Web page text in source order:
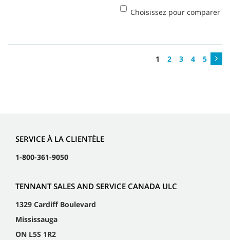
Choisissez pour comparer
1 2 3 4 5
SERVICE À LA CLIENTÈLE
1-800-361-9050
TENNANT SALES AND SERVICE CANADA ULC
1329 Cardiff Boulevard
Mississauga
ON L5S 1R2